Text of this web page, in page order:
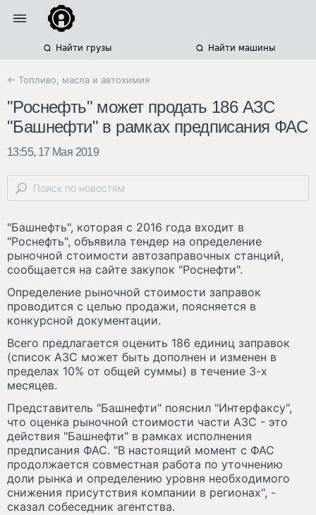
Найти грузы Найти машины
← Топливо, масла и автохимия
"Роснефть" может продать 186 АЗС
"Башнефти" в рамках предписания ФАС
13:55, 17 Мая 2019
"Башнефть", которая с 2016 года входит в
"Роснефть", объявила тендер на определение
рыночной стоимости автозаправочных станций,
сообщается на сайте закупок "Роснефти".
Определение рыночной стоимости заправок
проводится с целью продажи, поясняется в
конкурсной документации.
Всего предлагается оценить 186 единиц заправок
(список АЗС может быть дополнен и изменен в
пределах 10% от общей суммы) в течение 3-х
месяцев.
Представитель "Башнефти" пояснил "Интерфаксу",
что оценка рыночной стоимости части АЗС - это
действия "Башнефти" в рамках исполнения
предписания ФАС. "В настоящий момент с ФАС
продолжается совместная работа по уточнению
доли рынка и определению уровня необходимого
снижения присутствия компании в регионах", -
сказал собеседник агентства.